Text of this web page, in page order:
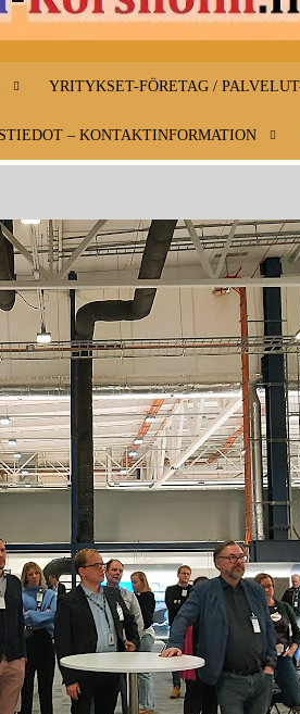
YRITYKSET-FÖRETAG /
– KONTAKTINFORMATION